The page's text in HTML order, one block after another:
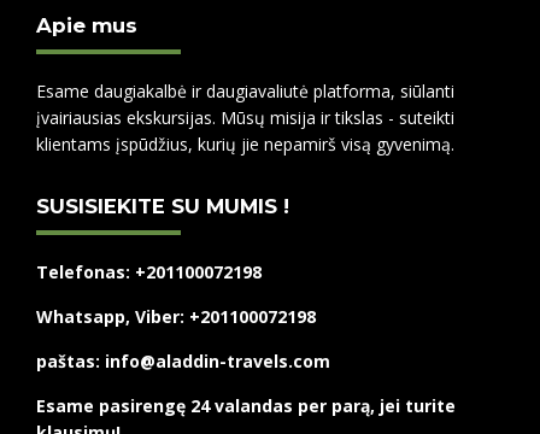
Apie mus
Esame daugiakalbė ir daugiavaliutė platforma, siūlanti
įvairiausias ekskursijas. Mūsų misija ir tikslas - suteikti
klientams įspūdžius, kurių jie nepamirš visą gyvenimą.
SUSISIEKITE SU MUMIS !
Telefonas: +201100072198
Whatsapp, Viber: +201100072198
paštas: info@aladdin-travels.com
Esame pasirengę 24 valandas per parą, jei turite